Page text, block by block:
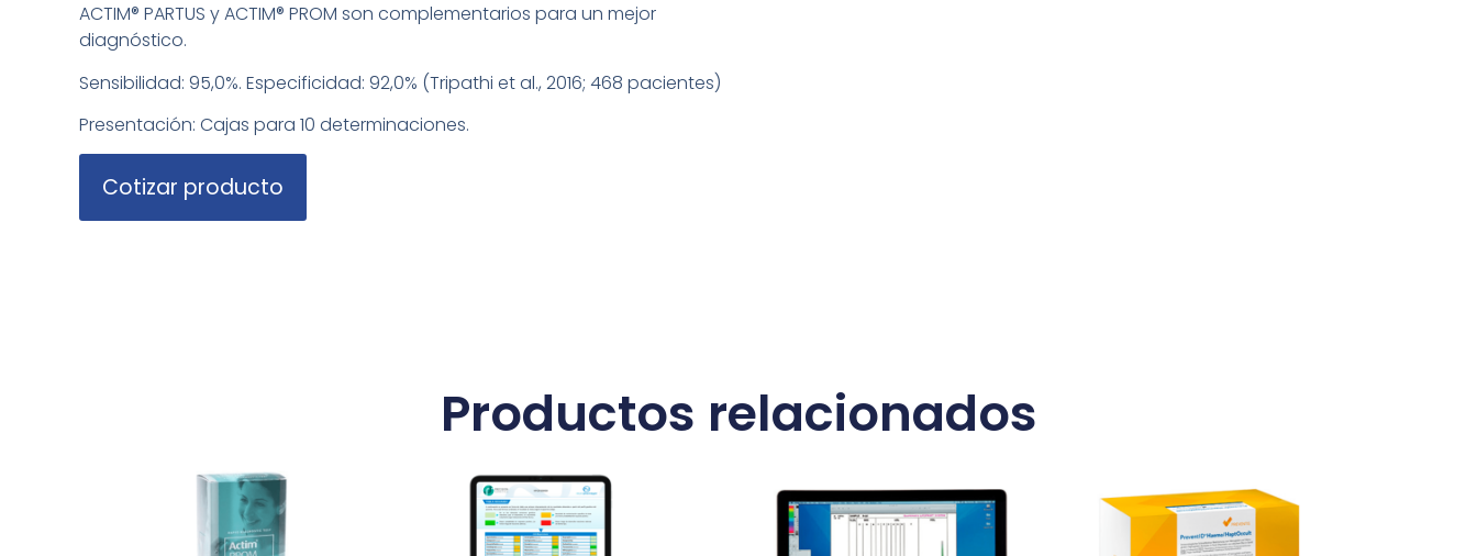
ACTIM® PARTUS y ACTIM® PROM son complementarios para un mejor
diagnóstico.
Sensibilidad: 95,0%. Especificidad: 92,0% (Tripathi et al., 2016; 468 pacientes)
Presentación: Cajas para 10 determinaciones.
Cotizar producto
Productos relacionados